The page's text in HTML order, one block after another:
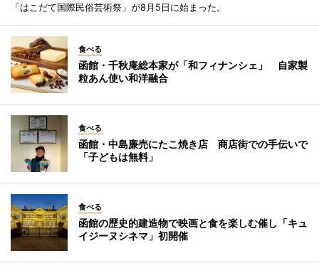
「はこだて国際民俗芸術祭」が8月5日に始まった。
食べる
函館・千秋庵総本家が「和フィナンシェ」 自家製
粒あん使い和洋融合
食べる
函館・中島廉売にたこ焼き店 商店街での手伝いで
「子どもは無料」
食べる
函館の歴史的建造物で映画と食を楽しむ催し「キュ
イジーヌシネマ」初開催